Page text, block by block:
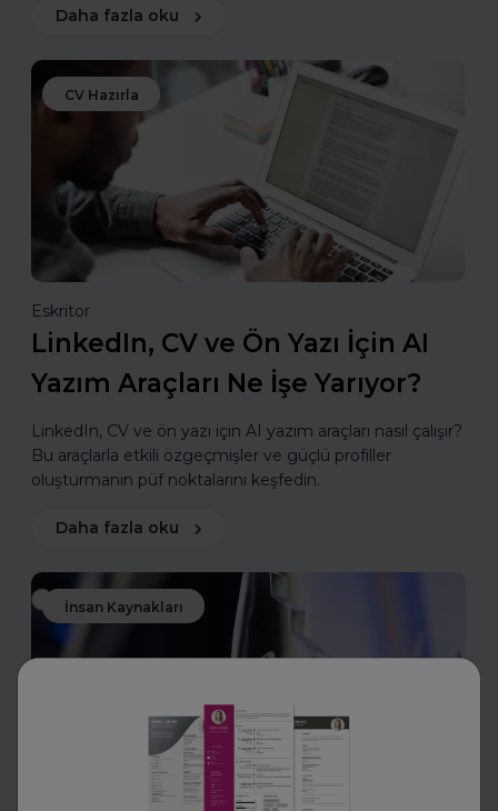
Daha fazla oku
CV Hazırla
Eskritor
LinkedIn, CV ve Ön Yazı İçin AI
Yazım Araçları Ne İşe Yarıyor?
LinkedIn, CV ve ön yazı için AI yazım araçları nasıl çalışır?
Bu araçlarla etkili özgeçmişler ve güçlü profiller
oluşturmanın püf noktalarını keşfedin.
Daha fazla oku
İnsan Kaynakları